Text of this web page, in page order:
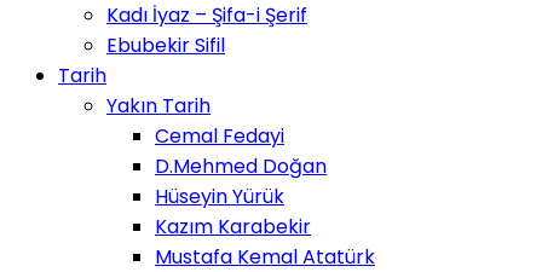
Kadı İyaz – Şifa-i Şerif
Ebubekir Sifil
Tarih
Yakın Tarih
Cemal Fedayi
D.Mehmed Doğan
Hüseyin Yürük
Kazım Karabekir
Mustafa Kemal Atatürk